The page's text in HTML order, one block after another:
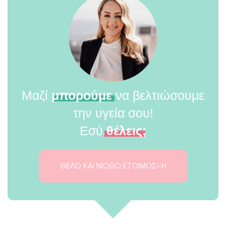
Μαζί μπορούμενα βελτιώσουμε
την υγεία σου!
Εσύθέλεις;
ΘΕΛΩ ΚΑΙ ΝΙΩΘΩ ΕΤΟΙΜΟΣ/-Η